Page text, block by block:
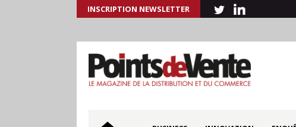
INSCRIPTION NEWSLETTER